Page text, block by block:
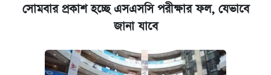
সোমবার প্রকাশ হচ্ছে এসএসসি পরীক্ষার ফল, যেভাবে
জানা যাবে